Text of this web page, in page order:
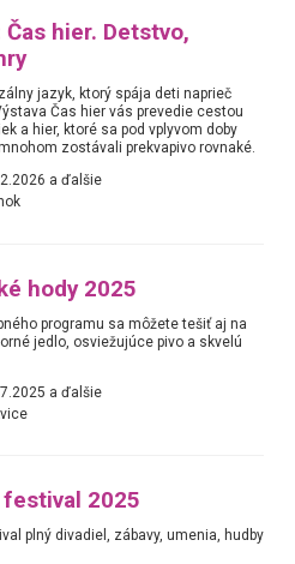
Čas hier. Detstvo,
jazyk, ktorý spája deti naprieč
Čas hier vás prevedie cestou
a hier, ktoré sa pod vplyvom doby
zostávali prekvapivo rovnaké.
a ďalšie
hody 2025
programu sa môžete tešiť aj na
jedlo, osviežujúce pivo a skvelú
a ďalšie
festival 2025
plný divadiel, zábavy, umenia, hudby